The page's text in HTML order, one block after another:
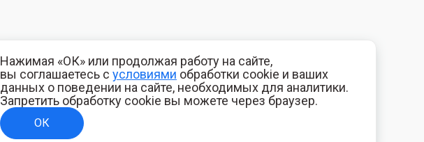
Нажимая «ОК» или продолжая работу на сайте,
вы соглашаетесь с условиями обработки cookie и ваших
данных о поведении на сайте, необходимых для аналитики.
Запретить обработку cookie вы можете через браузер.
ОК